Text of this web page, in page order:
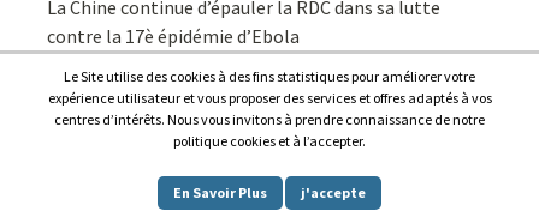
La Chine continue d’épauler la RDC dans sa lutte
contre la 17è épidémie d’Ebola
Afrique7, l’info du continent en continu
Proudly powered by WordPress.| Theme: Awaken by
Le Site utilise des cookies à des fins statistiques pour améliorer votre
expérience utilisateur et vous proposer des services et offres adaptés à vos
centres d’intérêts. Nous vous invitons à prendre connaissance de notre
politique cookies et à l’accepter.
En Savoir Plus j'accepte